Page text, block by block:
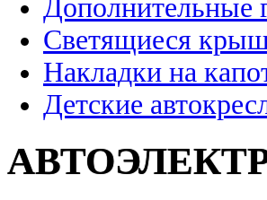
Дополнительные
Светящиеся
Накладки на
Детские